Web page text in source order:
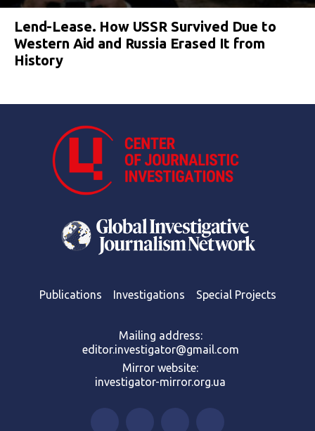
Lend-Lease. How USSR Survived Due to
Western Aid and Russia Erased It from
History
Publications Investigations Special Projects
Mailing address:
editor.investigator@gmail.com
Mirror website:
investigator-mirror.org.ua